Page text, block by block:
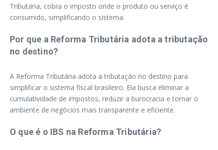
Tributária, cobra o imposto onde o produto ou serviço é
consumido, simplificando o sistema.
Por que a Reforma Tributária adota a tributação
no destino?
A Reforma Tributária adota a tributação no destino para
simplificar o sistema fiscal brasileiro. Ela busca eliminar a
cumulatividade de impostos, reduzir a burocracia e tornar o
ambiente de negócios mais transparente e eficiente.
O que é o IBS na Reforma Tributária?